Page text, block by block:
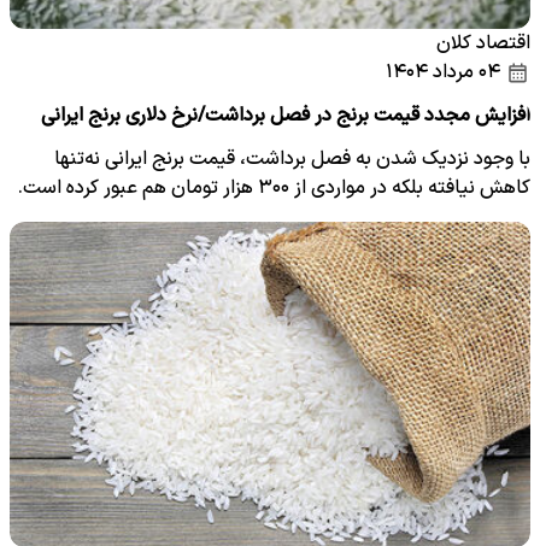
اقتصاد کلان
افزایش مجدد قیمت برنج در فصل برداشت/نرخ دلاری برنج ایرانی
با وجود نزدیک شدن به فصل برداشت، قیمت برنج ایرانی نه‌تنها
کاهش نیافته بلکه در مواردی از ۳۰۰ هزار تومان هم عبور کرده است.